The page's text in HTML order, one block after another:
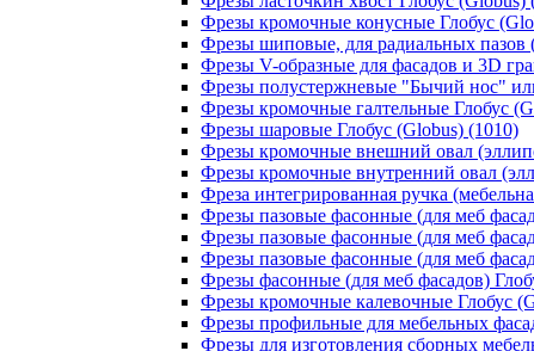
Фрезы кромочные конусные Глобус
Фрезы шиповые, для радиальных пазов
Фрезы V-образные для фасадов и 3D
Фрезы полустержневые "Бычий нос"
Фрезы кромочные галтельные Глобус
Фрезы шаровые Глобус (Globus) (1010)
Фрезы кромочные внешний овал
Фрезы кромочные внутренний овал
Фреза интегрированная ручка
Фрезы пазовые фасонные (для меб
Фрезы пазовые фасонные (для меб
Фрезы пазовые фасонные (для меб
Фрезы фасонные (для меб фасадов)
Фрезы кромочные калевочные Глобус
Фрезы профильные для мебельных
Фрезы для изготовления сборных